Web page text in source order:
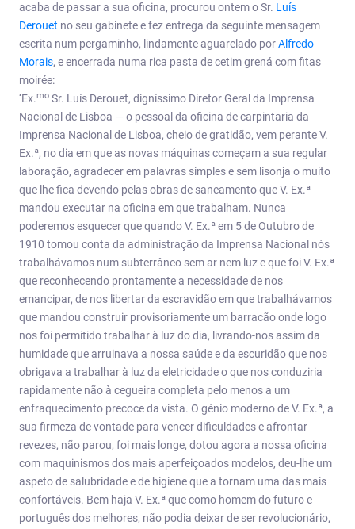
acaba de passar a sua oficina, procurou ontem o Sr. Luís
Derouet no seu gabinete e fez entrega da seguinte mensagem
escrita num pergaminho, lindamente aguarelado porAlfredo
Morais, e encerrada numa rica pasta de cetim grená com fitas
moirée:
‘Ex.mo Sr. Luís Derouet, digníssimo Diretor Geral da Imprensa
Nacional de Lisboa — o pessoal da oficina de carpintaria da
Imprensa Nacional de Lisboa, cheio de gratidão, vem perante V.
Ex.ª, no dia em que as novas máquinas começam a sua regular
laboração, agradecer em palavras simples e sem lisonja o muito
que lhe fica devendo pelas obras de saneamento que V. Ex.ª
mandou executar na oficina em que trabalham. Nunca
poderemos esquecer que quando V. Ex.ª em 5 de Outubro de
1910 tomou conta da administração da Imprensa Nacional nós
trabalhávamos num subterrâneo sem ar nem luz e que foi V. Ex.ª
que reconhecendo prontamente a necessidade de nos
emancipar, de nos libertar da escravidão em que trabalhávamos
que mandou construir provisoriamente um barracão onde logo
nos foi permitido trabalhar à luz do dia, livrando-nos assim da
humidade que arruinava a nossa saúde e da escuridão que nos
obrigava a trabalhar à luz da eletricidade o que nos conduziria
rapidamente não à cegueira completa pelo menos a um
enfraquecimento precoce da vista. O génio moderno de V. Ex.ª, a
sua firmeza de vontade para vencer dificuldades e afrontar
revezes, não parou, foi mais longe, dotou agora a nossa oficina
com maquinismos dos mais aperfeiçoados modelos, deu-lhe um
aspeto de salubridade e de higiene que a tornam uma das mais
confortáveis. Bem haja V. Ex.ª que como homem do futuro e
português dos melhores, não podia deixar de ser revolucionário,